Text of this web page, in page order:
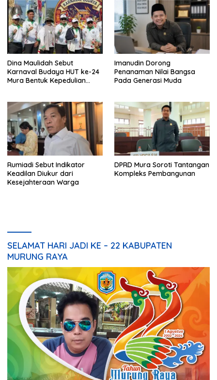
Dina Maulidah Sebut
Karnaval Budaya HUT ke-24
Mura Bentuk Kepedulian
Imanudin Dorong
Penanaman Nilai Bangsa
Pada Generasi Muda
Rumiadi Sebut Indikator
Keadilan Diukur dari
Kesejahteraan Warga
DPRD Mura Soroti Tantangan
Kompleks Pembangunan
SELAMAT HARI JADI KE – 22 KABUPATEN
MURUNG RAYA